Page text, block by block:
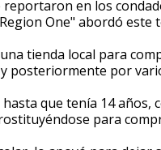
en los
One" abordó este
tienda local para
posteriormente por
que tenía 14 años,
para